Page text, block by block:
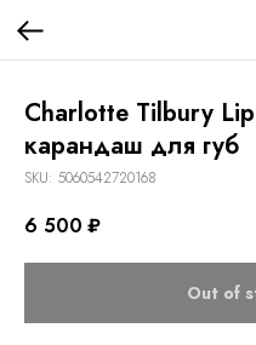
Charlotte Tilbury
карандаш для губ
SKU: 5060542720168
6 500 ₽
Out of